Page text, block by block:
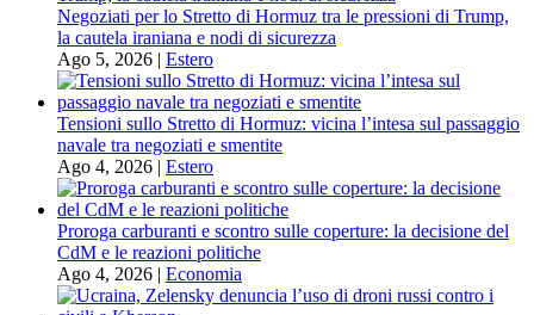
Negoziati per lo Stretto di Hormuz tra le pressioni di Trump,
la cautela iraniana e nodi di sicurezza
Ago 5, 2026 | Estero
Tensioni sullo Stretto di Hormuz: vicina l’intesa sul passaggio
navale tra negoziati e smentite
Ago 4, 2026 | Estero
Proroga carburanti e scontro sulle coperture: la decisione del
CdM e le reazioni politiche
Ago 4, 2026 | Economia